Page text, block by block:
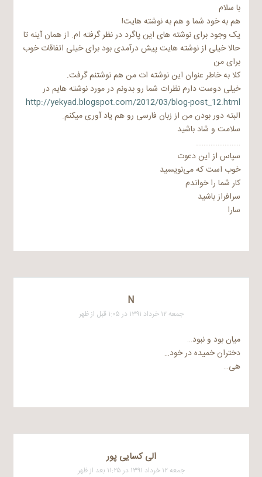
با سلام
هم به خود شما و هم به نوشته هایت!
یک وجود برای نوشته های این پاگرد در نظر گرفته ام. از همان آینه تا
حالا خیلی از نوشته هایت پیش درآمدی بود برای خیلی اتفاقات خوب
برای من
کلا به خاطر عنوان این نوشته ات من هم نوشتنم گرفت.
خیلی دوست دارم نظرات شما رو بدونم در مورد نوشته هایم در
http://yekyad.blogspot.com/2012/03/blog-post_12.html
البته دور بودن من از زبان فارسی رو هم یاد آوری میکنم.
سلامت و شاد باشید
…………………….
سپاس از این دعوت
خوب است که می‌نویسید
کار شما را خواندم
سرافراز باشید
سارا
N
جمعه ۱۲ خرداد ۱۳۹۱ در ۱:۰۵ قبل از ظهر
میان بود و نبود…
دختران خمیده در خود…
هی…
الی کسایی پور
جمعه ۱۲ خرداد ۱۳۹۱ در ۱۱:۲۵ بعد از ظهر